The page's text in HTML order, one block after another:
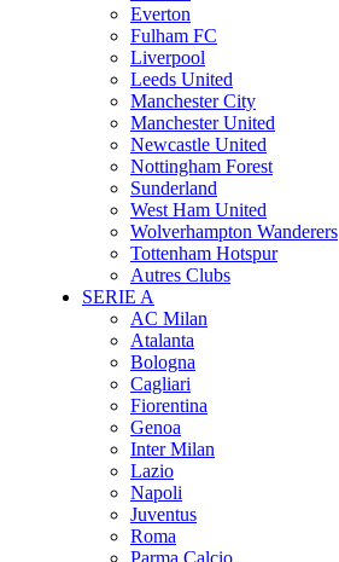
Everton
Fulham FC
Liverpool
Leeds United
Manchester City
Manchester United
Newcastle United
Nottingham Forest
Sunderland
West Ham United
Wolverhampton Wanderers
Tottenham Hotspur
Autres Clubs
SERIE A
AC Milan
Atalanta
Bologna
Cagliari
Fiorentina
Genoa
Inter Milan
Lazio
Napoli
Juventus
Roma
Parma Calcio